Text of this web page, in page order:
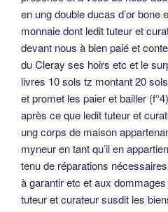
en ung double ducas d’or bone
monnaie dont ledit tuteur et
devant nous à bien paié et
du Cleray ses hoirs etc et le
livres 10 sols tz montant 20
et promet les paier et bailler
après ce que ledit tuteur et
ung corps de maison
myneur en tant qu’il en
tenu de réparations
à garantir etc et aux
tuteur et curateur susdit les